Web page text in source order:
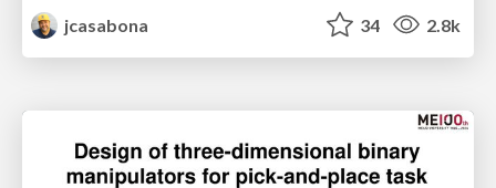
jcasabona
34 2.8k